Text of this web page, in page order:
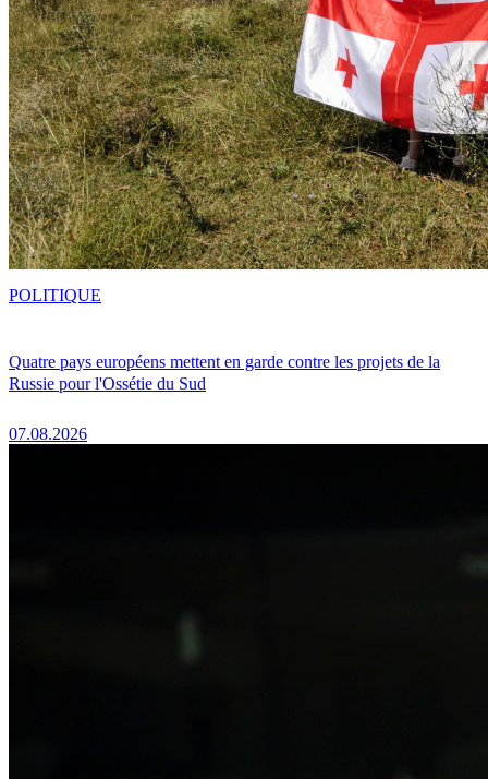
Quatre pays européens mettent en garde contre les projets de la
Russie pour l'Ossétie du Sud
07.08.2026
POLITIQUE